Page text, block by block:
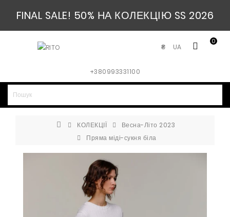
FINAL SALE! 50% НА КОЛЕКЦІЮ SS 2026
0
UA
₴
+380993331100
КОЛЕКЦІЇ
Весна-Літо 2023
Пряма міді-сукня біла